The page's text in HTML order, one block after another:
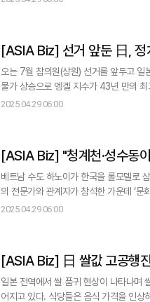
[ASIA Biz] 선거
오는 7월 참의원(상원) 선거를 앞두고 일
물가 상승으로 엥겔 지수가 43년 만의
으로 한 감세 공약이 힘을 얻고 있다. 니혼게이자이신문(닛케이)과 요미우리신문 등 일본 언론에 따르면 25일 제1야당인 입
2025.04.29 06:00
[ASIA Biz] "청계천
베트남 수도 하노이가 한국을 롤모델로 삼아 본격적으로
의 전문가와 관계자가 참석한 가운데 ‘문
된 ‘수도법’의 세부 이행을 위한 전략적
2025.04.29 06:00
[ASIA Biz] 日 쌀값 고
일본 전역에서 쌀 품귀 현상이 나타나며
어지고 있다. 식당들은 음식 가격을 인상